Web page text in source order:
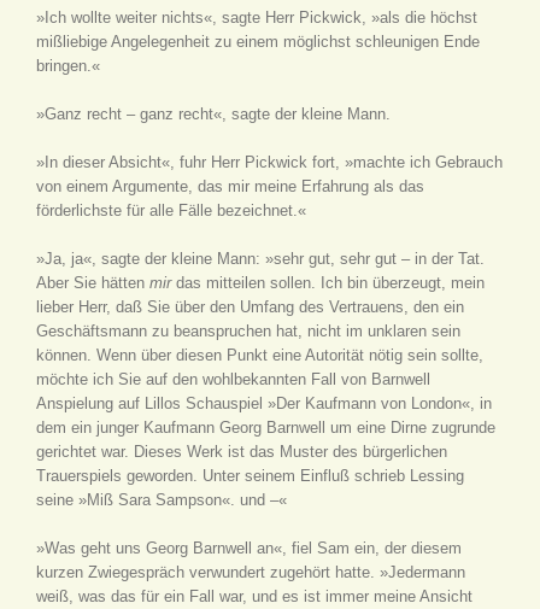
»Ich wollte weiter nichts«, sagte Herr Pickwick, »als die höchst
mißliebige Angelegenheit zu einem möglichst schleunigen Ende
bringen.«
»Ganz recht – ganz recht«, sagte der kleine Mann.
»In dieser Absicht«, fuhr Herr Pickwick fort, »machte ich Gebrauch
von einem Argumente, das mir meine Erfahrung als das
förderlichste für alle Fälle bezeichnet.«
»Ja, ja«, sagte der kleine Mann: »sehr gut, sehr gut – in der Tat.
Aber Sie hätten mirdas mitteilen sollen. Ich bin überzeugt, mein
lieber Herr, daß Sie über den Umfang des Vertrauens, den ein
Geschäftsmann zu beanspruchen hat, nicht im unklaren sein
können. Wenn über diesen Punkt eine Autorität nötig sein sollte,
möchte ich Sie auf den wohlbekannten Fall von Barnwell
Anspielung auf Lillos Schauspiel »Der Kaufmann von London«, in
dem ein junger Kaufmann Georg Barnwell um eine Dirne zugrunde
gerichtet war. Dieses Werk ist das Muster des bürgerlichen
Trauerspiels geworden. Unter seinem Einfluß schrieb Lessing
seine »Miß Sara Sampson«. und –«
»Was geht uns Georg Barnwell an«, fiel Sam ein, der diesem
kurzen Zwiegespräch verwundert zugehört hatte. »Jedermann
weiß, was das für ein Fall war, und es ist immer meine Ansicht